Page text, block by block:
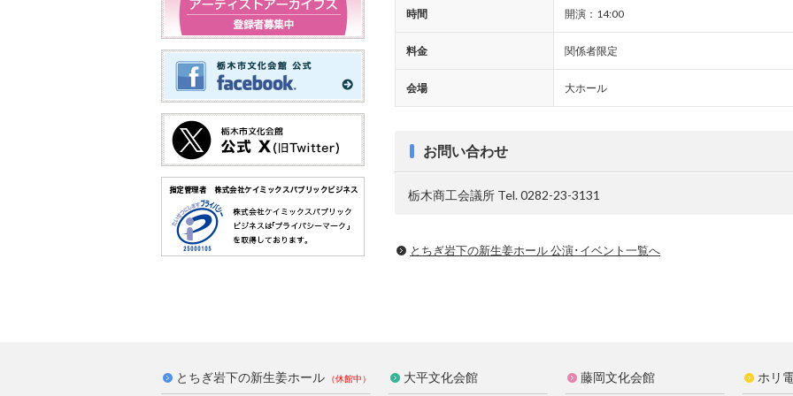
時間 開演：14:00
料金 関係者限定
会場 大ホール
お問い合わせ
栃木商工会議所 Tel. 0282-23-3131
とちぎ岩下の新⽣姜ホール 公演･イベント一覧へ
とちぎ岩下の新生姜ホール 大平文化会館 藤岡文化会館 ホリ